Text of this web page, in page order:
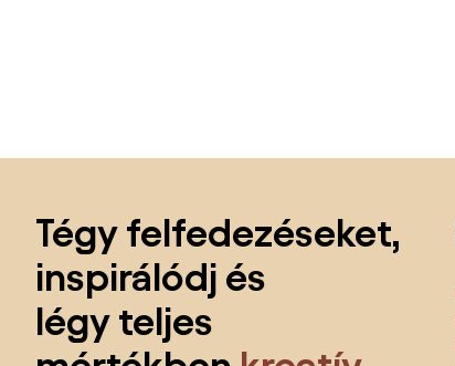
Tégy felfedezéseket,
inspirálódj és
légy teljes